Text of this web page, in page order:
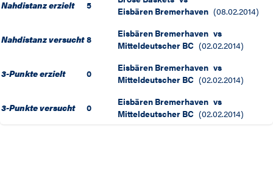
Nahdistanz erzielt 5
Eisbären Bremerhaven (08.02.2014)
Nahdistanz versucht 8 Eisbären Bremerhaven vs
Mitteldeutscher BC (02.02.2014)
3-Punkte erzielt 0 Eisbären Bremerhaven vs
Mitteldeutscher BC (02.02.2014)
3-Punkte versucht 0 Eisbären Bremerhaven vs
Mitteldeutscher BC (02.02.2014)